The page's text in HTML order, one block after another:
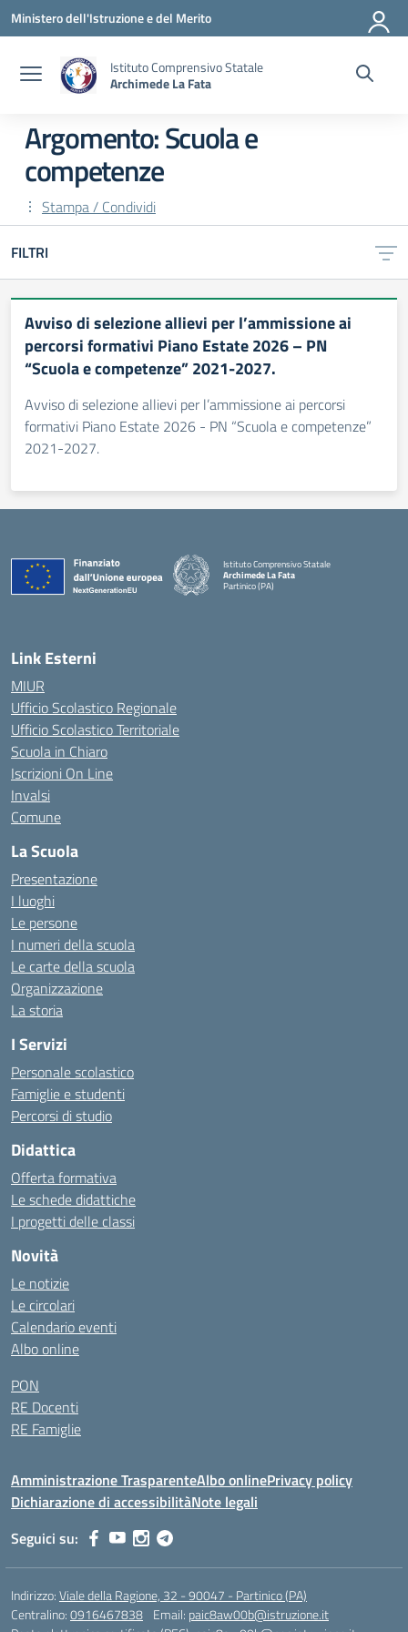
Vai ai contenuti
Vai al menu di navigazione
Vai al footer
Ministero dell'Istruzione e del Merito
Istituto Comprensivo Statale
Archimede La Fata
Argomento: Scuola e
competenze
Stampa / Condividi
FILTRI
Avviso di selezione allievi per l’ammissione ai
percorsi formativi Piano Estate 2026 – PN
“Scuola e competenze” 2021-2027.
Avviso di selezione allievi per l’ammissione ai percorsi
formativi Piano Estate 2026 - PN “Scuola e competenze”
2021-2027.
Istituto Comprensivo Statale
Archimede La Fata
Partinico (PA)
Link Esterni
MIUR
Ufficio Scolastico Regionale
Ufficio Scolastico Territoriale
Scuola in Chiaro
Iscrizioni On Line
Invalsi
Comune
La Scuola
Presentazione
I luoghi
Le persone
I numeri della scuola
Le carte della scuola
Organizzazione
La storia
I Servizi
Personale scolastico
Famiglie e studenti
Percorsi di studio
Didattica
Offerta formativa
Le schede didattiche
I progetti delle classi
Novità
Le notizie
Le circolari
Calendario eventi
Albo online
PON
RE Docenti
RE Famiglie
Amministrazione TrasparenteAlbo onlinePrivacy policy
Dichiarazione di accessibilitàNote legali
Seguici su:
Indirizzo:Viale della Ragione, 32 - 90047 - Partinico (PA)
Centralino:0916467838 Email: paic8aw00b@istruzione.it